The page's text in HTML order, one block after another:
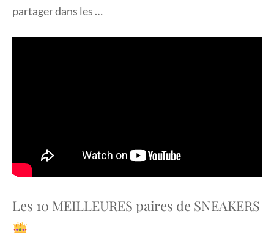
partager dans les …
Les 10 MEILLEURES paires de SNEAKERS